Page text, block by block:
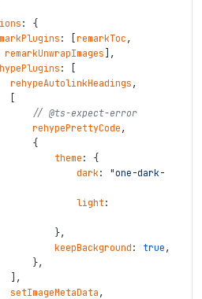
:
{
: [remarkToc ,
remarkUnwrapImages ] ,
:
[
rehypeAutolinkHeadings ,
[
// @ts-expect-error
rehypePrettyCode ,
{
theme :
{
dark :
"one-dark-
light :
},
keepBackground : true ,
},
] ,
setImageMetaData ,